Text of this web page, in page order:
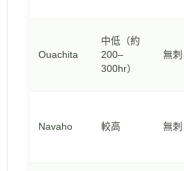
Ouachita
中低（約
200–
300hr）
無刺
Navaho 較高 無刺